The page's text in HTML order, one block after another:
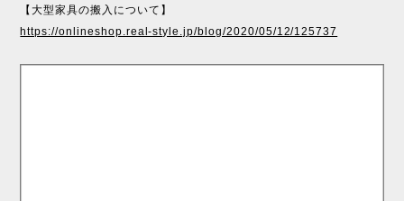
【大型家具の搬入について】
https://onlineshop.real-style.jp/blog/2020/05/12/125737